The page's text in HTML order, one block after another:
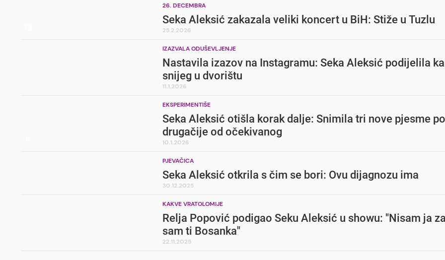
26. DECEMBRA
Seka Aleksić zakazala veliki koncert u BiH: Stiže u Tuzlu
25.2.2026
IZAZVALA ODUŠEVLJENJE
Nastavila izazov na Instagramu: Seka Aleksić podijelila
snijeg u dvorištu
11.1.2026
EKSPERIMENTIŠE
Seka Aleksić otišla korak dalje: Snimila tri nove pjesme
drugačije od očekivanog
10.1.2026
PJEVAČICA
Seka Aleksić otkrila s čim se bori: Ovu dijagnozu ima
30.12.2025
KAKVE VRATOLOMIJE
Relja Popović podigao Seku Aleksić u showu: "Nisam ja
sam ti Bosanka"
22.11.2025